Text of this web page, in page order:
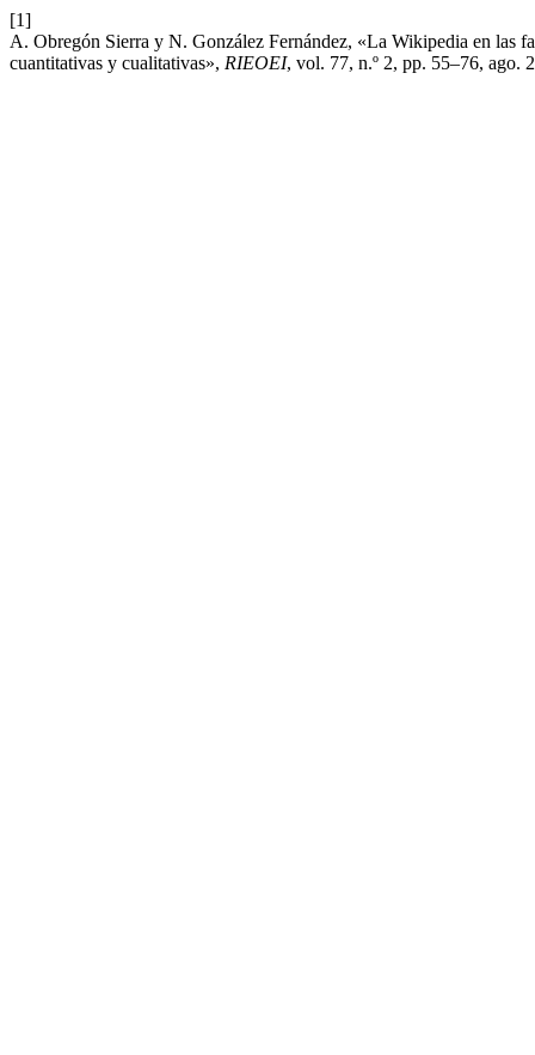
[1]
A. Obregón Sierra y N. González Fernández, «La Wikipedia en las
cuantitativas y cualitativas», RIEOEI, vol. 77, n.º 2, pp. 55–76, ago.